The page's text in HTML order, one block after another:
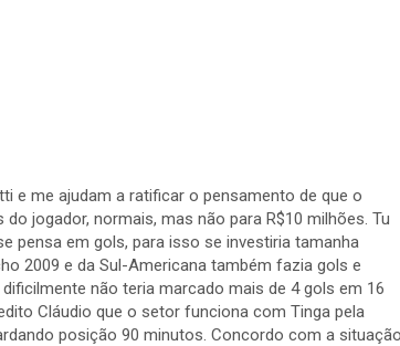
e me ajudam a ratificar o pensamento de que o
jogador, normais, mas não para R$10 milhões. Tu
pensa em gols, para isso se investiria tamanha
2009 e da Sul-Americana também fazia gols e
não teria marcado mais de 4 gols em 16
Cláudio que o setor funciona com Tinga pela
posição 90 minutos. Concordo com a situação